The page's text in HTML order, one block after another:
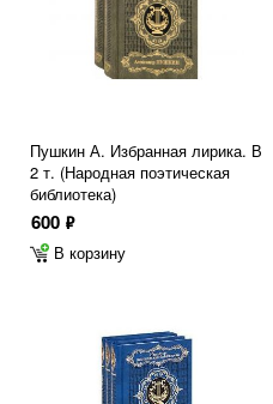
Пушкин А. Избранная лирика. В
2 т. (Народная поэтическая
библиотека)
600 ф
В корзину